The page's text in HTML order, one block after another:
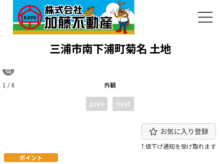
三浦市南下浦町菊名 土地
外観
1 / 6
prev next
お気に入り登録
↑値下げ通知を受け取れます
ポイント